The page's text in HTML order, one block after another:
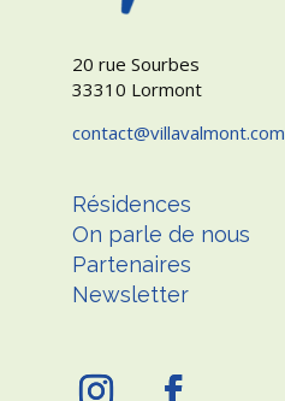
20 rue Sourbes
33310 Lormont
contact
villavalmont.com
Résidences
On parle de nous
Partenaires
Newsletter